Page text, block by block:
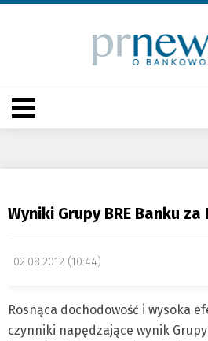
Wyniki Grupy BRE Banku
02.08.2012 (10:44)
Rosnąca dochodowość i wysoka
czynniki napędzające wynik